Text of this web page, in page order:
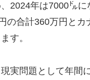
2024年は7000㌦
の合計360万円と
す。
実問題として年間